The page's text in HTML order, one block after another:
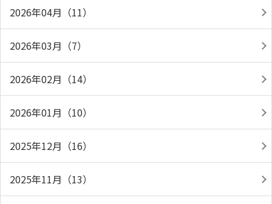
2026年04月（11）
2026年03月（7）
2026年02月（14）
2026年01月（10）
2025年12月（16）
2025年11月（13）